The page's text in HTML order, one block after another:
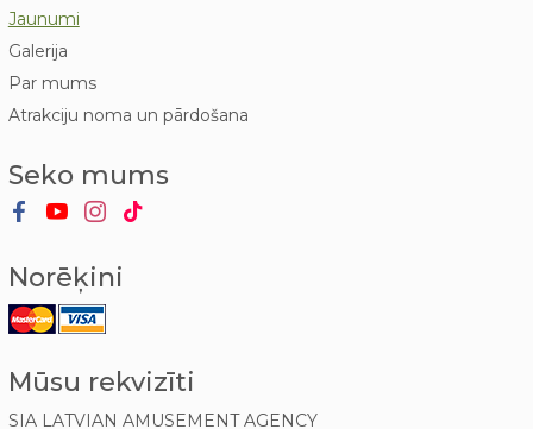
Jaunumi
Galerija
Par mums
Atrakciju noma un pārdošana
Seko mums
Norēķini
Mūsu rekvizīti
SIA LATVIAN AMUSEMENT AGENCY